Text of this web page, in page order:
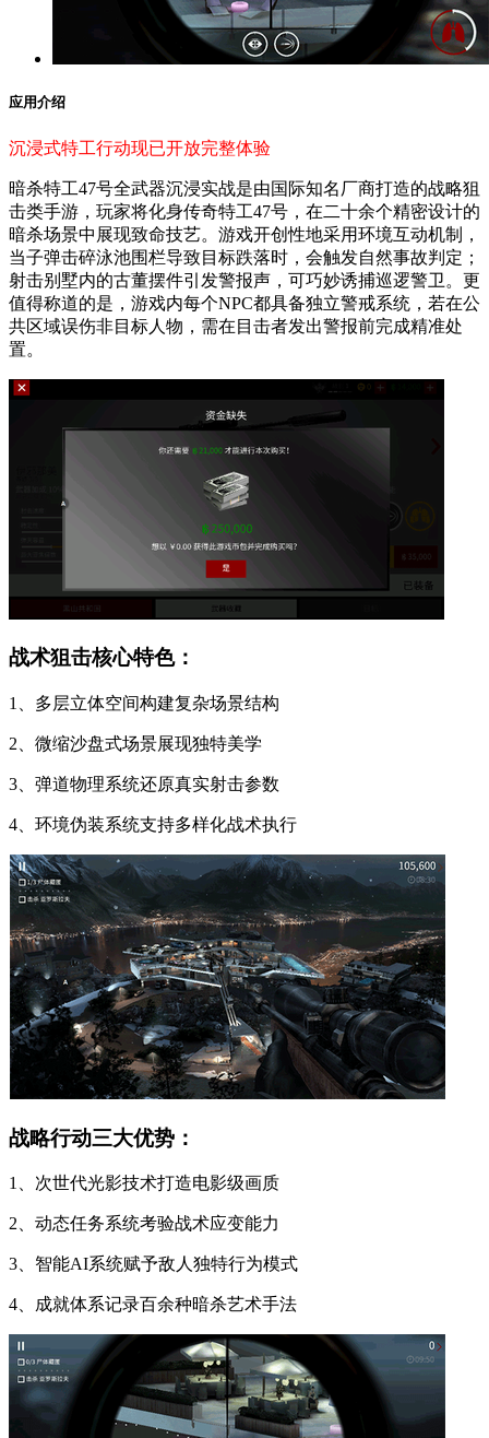
应用介绍
沉浸式特工行动现已开放完整体验
暗杀特工47号全武器沉浸实战是由国际知名厂商打造的战略狙
击类手游，玩家将化身传奇特工47号，在二十余个精密设计的
暗杀场景中展现致命技艺。游戏开创性地采用环境互动机制，
当子弹击碎泳池围栏导致目标跌落时，会触发自然事故判定；
射击别墅内的古董摆件引发警报声，可巧妙诱捕巡逻警卫。更
值得称道的是，游戏内每个NPC都具备独立警戒系统，若在公
共区域误伤非目标人物，需在目击者发出警报前完成精准处
置。
战术狙击核心特色：
1、多层立体空间构建复杂场景结构
2、微缩沙盘式场景展现独特美学
3、弹道物理系统还原真实射击参数
4、环境伪装系统支持多样化战术执行
战略行动三大优势：
1、次世代光影技术打造电影级画质
2、动态任务系统考验战术应变能力
3、智能AI系统赋予敌人独特行为模式
4、成就体系记录百余种暗杀艺术手法